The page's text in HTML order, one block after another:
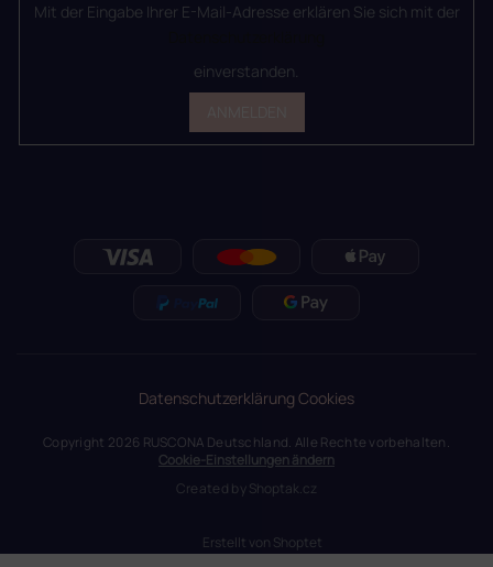
Mit der Eingabe Ihrer E-Mail-Adresse erklären Sie sich mit der
einverstanden.
DatenschutzerklärungCookies
Erstellt von Shoptet
Copyright 2026 RUSCONA Deutschland. Alle Rechte vorbehalten.
Cookie-Einstellungen ändern
Created byShoptak.cz